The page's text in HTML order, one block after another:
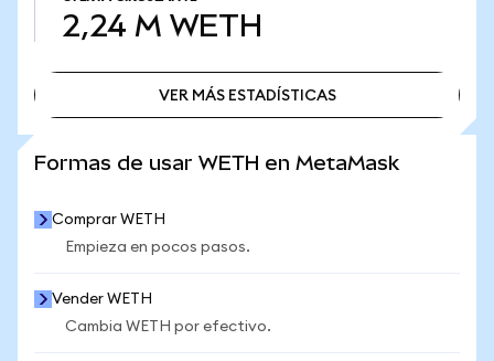
2,24 M WETH
VER MÁS ESTADÍSTICAS
Formas de usar WETH en MetaMask
Comprar WETH
Empieza en pocos pasos.
Vender WETH
Cambia WETH por efectivo.